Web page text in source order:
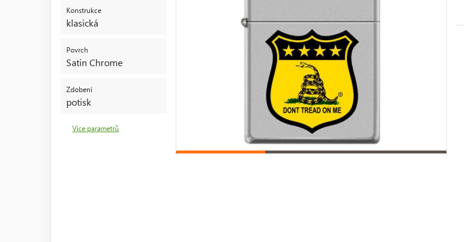
Konstrukce
klasická
Povrch
Satin Chrome
Zdobení
potisk
Více parametrů